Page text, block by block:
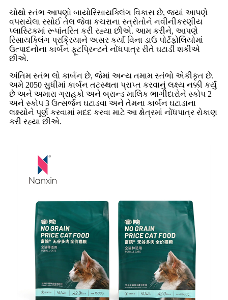
ચોથો સ્તંભ આપણો બાયોરિસાયક્લિંગ વિકાસ છે, જ્યાં આપણે
વપરાયેલા રસોઈ તેલ જેવા કચરાના સ્ત્રોતોને નવીનીકરણીય
પ્લાસ્ટિકમાં રૂપાંતરિત કરી રહ્યા છીએ. આમ કરીને, આપણે
રિસાયક્લિંગ પ્રક્રિયાને અસર કર્યા વિના ડાઉ પોર્ટફોલિયોમાં
ઉત્પાદનોના કાર્બન ફૂટપ્રિન્ટને નોંધપાત્ર રીતે ઘટાડી શકીએ
છીએ.
અંતિમ સ્તંભ લો કાર્બન છે, જેમાં અન્ય તમામ સ્તંભો એકીકૃત છે.
અમે 2050 સુધીમાં કાર્બન તટસ્થતા પ્રાપ્ત કરવાનું લક્ષ્ય નક્કી કર્યું
છે અને અમારા ગ્રાહકો અને બ્રાન્ડ માલિક ભાગીદારોને સ્કોપ 2
અને સ્કોપ 3 ઉત્સર્જન ઘટાડવા અને તેમના કાર્બન ઘટાડાના
લક્ષ્યોને પૂર્ણ કરવામાં મદદ કરવા માટે આ ક્ષેત્રમાં નોંધપાત્ર રોકાણ
કરી રહ્યા છીએ.